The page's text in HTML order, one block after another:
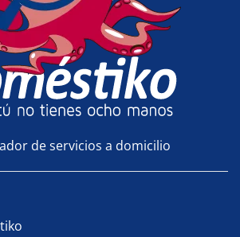
de servicios a domicilio